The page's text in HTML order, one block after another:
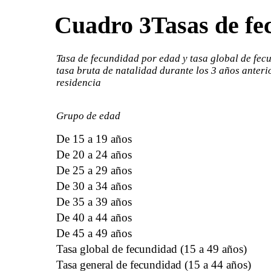
Cuadro 3Tasas de
Tasa de fecundidad por edad y tasa global de
tasa bruta de natalidad durante los 3 años
residencia
Grupo de edad
De 15 a 19 años
De 20 a 24 años
De 25 a 29 años
De 30 a 34 años
De 35 a 39 años
De 40 a 44 años
De 45 a 49 años
Tasa global de fecundidad (15 a 49 años)
Tasa general de fecundidad (15 a 44 años)